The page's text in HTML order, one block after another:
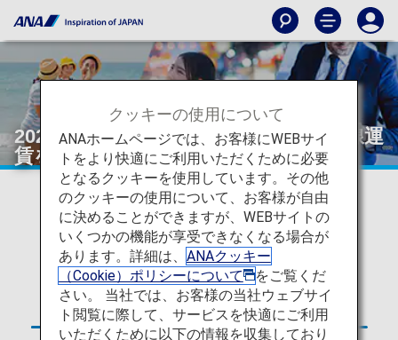
2026年5月19日搭乗分より、日本国内線運
賃をリニューアルいたします。
販売開始日時は2025年5月29日（日本時間午前9:00
～）です。
クッキーの使用について
ANAホームページでは、お客様にWEBサイ
トをより快適にご利用いただくために必要
となるクッキーを使用しています。その他
のクッキーの使用について、お客様が自由
に決めることができますが、WEBサイトの
いくつかの機能が享受できなくなる場合が
あります。詳細は、 ANAクッキー
（Cookie）ポリシーについて
をご覧くだ
さい。 当社では、お客様の当社ウェブサイ
ト閲覧に際して、サービスを快適にご利用
いただくために以下の情報を収集しており